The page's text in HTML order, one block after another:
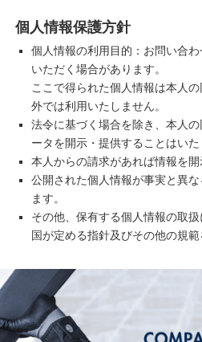
個人情報保護方針
個人情報の利用目的：お問い合
いただく場合があります。
ここで得られた個人情報は本人
外では利用いたしません。
法令に基づく場合を除き、本人
ータを開示・提供することはいた
本人からの請求があれば情報を開
公開された個人情報が事実と異
ます。
その他、保有する個人情報の取扱
国が定める指針及びその他の規範